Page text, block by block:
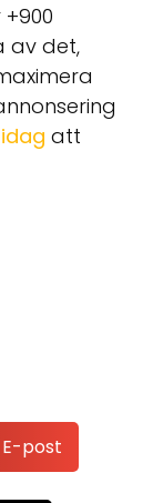
av det,
att
E-post